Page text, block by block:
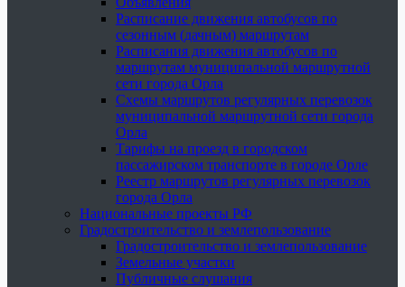
Расписание движения автобусов по
сезонным (дачным) маршрутам
Расписания движения автобусов по
маршрутам муниципальной маршрутной
сети города Орла
Схемы маршрутов регулярных перевозок
муниципальной маршрутной сети города
Орла
Тарифы на проезд в городском
пассажирском транспорте в городе Орле
Реестр маршрутов регулярных перевозок
города Орла
Национальные проекты РФ
Градостроительство и землепользование
Градостроительство и землепользование
Земельные участки
Публичные слушания